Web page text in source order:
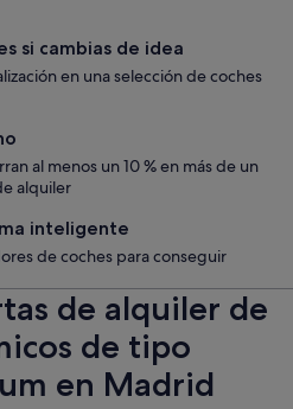
si cambias de idea
en una selección de coches
al menos un 10 % en más de un
alquiler
inteligente
de coches para conseguir
de alquiler de
de tipo
en Madrid